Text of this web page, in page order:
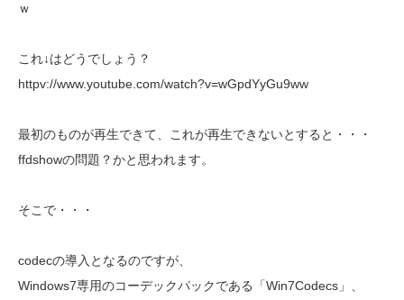
ｗ
これ↓はどうでしょう？
httpv://www.youtube.com/watch?v=wGpdYyGu9ww
最初のものが再生できて、これが再生できないとすると・・・
ffdshowの問題？かと思われます。
そこで・・・
codecの導入となるのですが、
Windows7専用のコーデックパックである「Win7Codecs」、